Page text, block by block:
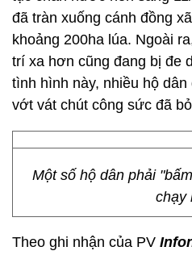
đã tràn xuống cánh đồng
khoảng 200ha lúa. Ngoài
trí xa hơn cũng đang bị đe
tình hình này, nhiều hộ
vớt vát chút công sức đã
Một số hộ dân phải
chạy
Theo ghi nhận của PV